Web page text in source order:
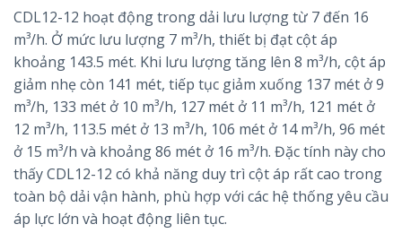
CDL12-12 hoạt động trong dải lưu lượng từ 7 đến 16
m³/h. Ở mức lưu lượng 7 m³/h, thiết bị đạt cột áp
khoảng 143.5 mét. Khi lưu lượng tăng lên 8 m³/h, cột áp
giảm nhẹ còn 141 mét, tiếp tục giảm xuống 137 mét ở 9
m³/h, 133 mét ở 10 m³/h, 127 mét ở 11 m³/h, 121 mét ở
12 m³/h, 113.5 mét ở 13 m³/h, 106 mét ở 14 m³/h, 96 mét
ở 15 m³/h và khoảng 86 mét ở 16 m³/h. Đặc tính này cho
thấy CDL12-12 có khả năng duy trì cột áp rất cao trong
toàn bộ dải vận hành, phù hợp với các hệ thống yêu cầu
áp lực lớn và hoạt động liên tục.